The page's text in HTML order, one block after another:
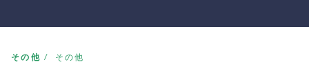
その他 その他